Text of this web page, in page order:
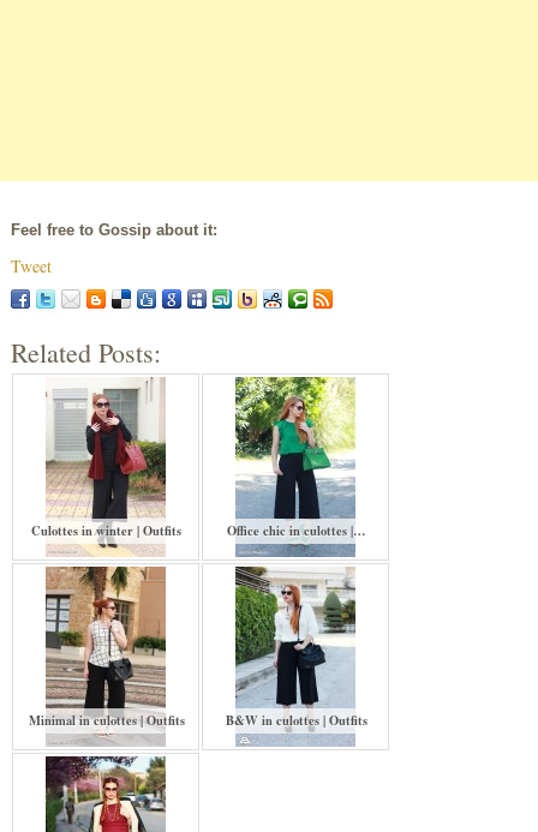
Feel free to Gossip about it:
Tweet
Related Posts:
Culottes in winter | Outfits Office chic in culottes |…
Minimal in culottes | Outfits B&W in culottes | Outfits